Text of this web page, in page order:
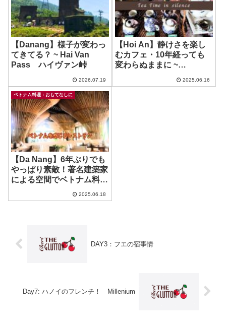
【Danang】様子が変わっ
てきてる？ ~ Hai Van
Pass ハイヴァン峠
2026.07.19
【Hoi An】静けさを楽し
むカフェ・10年経っても
変わらぬままに ~
Houseouse
2025.06.16
ベトナム料理：おもてなしに
【Da Nang】6年ぶりでも
やっぱり素敵！著名建築家
による空間でベトナム料理
2025.06.18
DAY3：フエの宿事情
Day7: ハノイのフレンチ！ Millenium